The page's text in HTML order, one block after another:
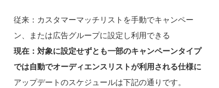
従来：カスタマーマッチリストを手動でキャンペー
ン、または広告グループに設定し利用できる
現在：対象に設定せずとも一部のキャンペーンタイプ
では自動でオーディエンスリストが利用される仕様に
アップデートのスケジュールは下記の通りです。